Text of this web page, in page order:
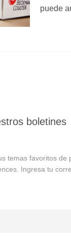
puede
boletines
temas favoritos de
Ingresa tu